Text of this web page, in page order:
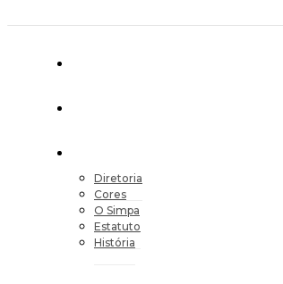
Diretoria
Cores
O Simpa
Estatuto
História